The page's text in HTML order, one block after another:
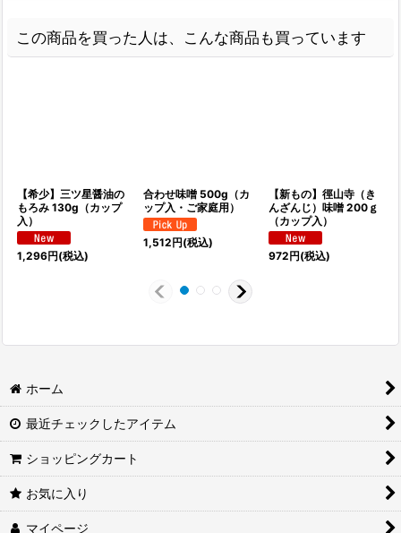
この商品を買った人は、こんな商品も買っています
【希少】三ツ星醤油の
もろみ 130g（カップ
入）
1,296円(税込)
合わせ味噌 500g（カ
ップ入・ご家庭用）
1,512円(税込)
【新もの】徑山寺（き
んざんじ）味噌 200ｇ
（カップ入）
972円(税込)
ホーム
最近チェックしたアイテム
ショッピングカート
お気に入り
マイページ